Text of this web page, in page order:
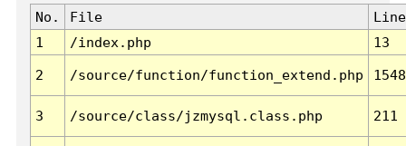
No. File
Line
1
/index.php 13
2 /source/function/function_extend.php 1548
3 /source/class/jzmysql.class.php 211